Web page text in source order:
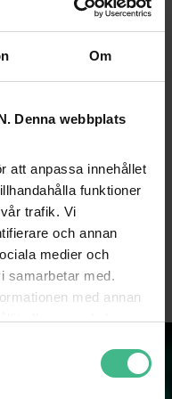
Om
Denna webbplats
att anpassa innehållet
funktioner
trafik. Vi
och annan
medier och
samarbetar med.
med annan
eller som de har
kr 1 673 kr